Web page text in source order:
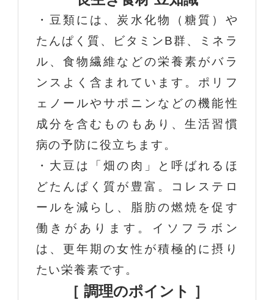
・豆類には、炭水化物（糖質）や
たんぱく質、ビタミンB群、ミネラ
ル、食物繊維などの栄養素がバラ
ンスよく含まれています。ポリフ
ェノールやサポニンなどの機能性
成分を含むものもあり、生活習慣
病の予防に役立ちます。
・大豆は「畑の肉」と呼ばれるほ
どたんぱく質が豊富。コレステロ
ールを減らし、脂肪の燃焼を促す
働きがあります。イソフラボン
は、更年期の女性が積極的に摂り
たい栄養素です。
［ 調理のポイント ］